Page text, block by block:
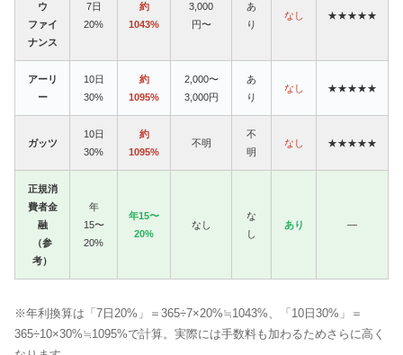
ウ
ファイ
ナンス
7日
20%
約
1043%
3,000
円〜
あ
り
なし ★★★★★
アーリ
ー
10日
30%
約
1095%
2,000〜
3,000円
あ
り
なし ★★★★★
ガッツ
10日
30%
約
1095%
不明
不
明
なし ★★★★★
正規消
費者金
融
（参
考）
年
15〜
20%
年15〜
20%
なし
な
し
あり —
※年利換算は「7日20%」＝365÷7×20%≒1043%、「10日30%」＝
365÷10×30%≒1095%で計算。実際には手数料も加わるためさらに高く